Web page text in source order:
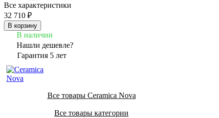
Все характеристики
32 710 ₽
В корзину
В наличии
Нашли дешевле?
Гарантия 5 лет
Все товары Ceramica Nova
Все товары категории